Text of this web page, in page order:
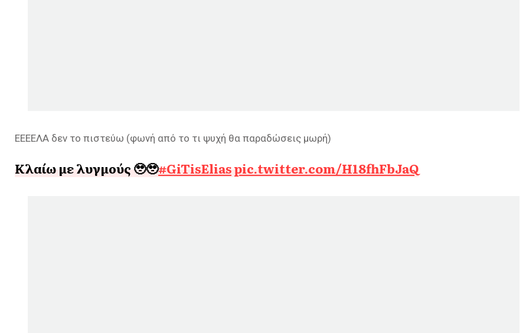
ΕΕΕΕΛΑ δεν το πιστεύω (φωνή από το τι ψυχή θα παραδώσεις μωρή)
Κλαίω με λυγμούς 🥹🥹#GiTisEliaspic.twitter.com/H18fhFbJaQ